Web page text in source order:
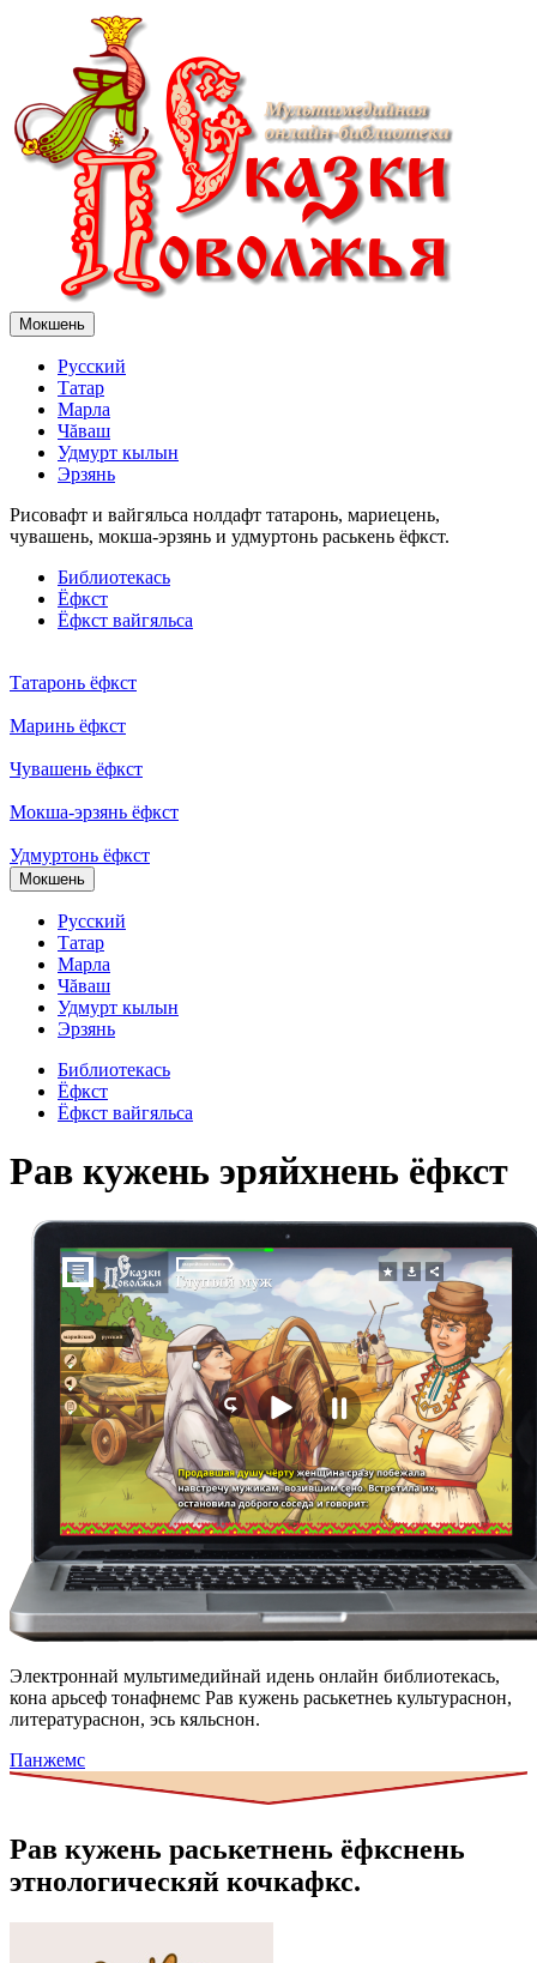
Мокшень
Русский
Татар
Марла
Чăваш
Удмурт кылын
Эрзянь
Рисовафт и вайгяльса нолдафт татаронь, мариецень,
чувашень, мокша-эрзянь и удмуртонь раськень ёфкст.
Библиотекась
Ёфкст
Ёфкст вайгяльса
Татаронь ёфкст
Маринь ёфкст
Чувашень ёфкст
Мокша-эрзянь ёфкст
Удмуртонь ёфкст
Мокшень
Русский
Татар
Марла
Чăваш
Удмурт кылын
Эрзянь
Библиотекась
Ёфкст
Ёфкст вайгяльса
Рав кужень эряйхнень ёфкст
Электроннай мультимедийнай идень онлайн библиотекась,
кона арьсеф тонафнемс Рав кужень раськетнеь культураснон,
литератураснон, эсь кяльснон.
Панжемс
Рав кужень раськетнень ёфкснень
этнологическяй кочкафкс.